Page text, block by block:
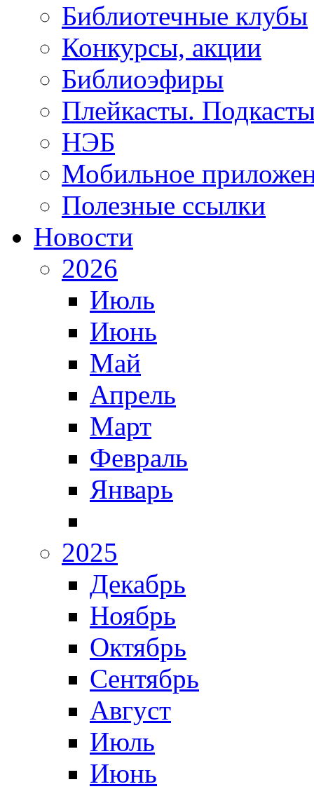
Библиотечные клубы
Конкурсы, акции
Библиоэфиры
Плейкасты.
НЭБ
Мобильное
Полезные ссылки
Новости
2026
Июль
Июнь
Май
Апрель
Март
Февраль
Январь
2025
Декабрь
Ноябрь
Октябрь
Сентябрь
Август
Июль
Июнь